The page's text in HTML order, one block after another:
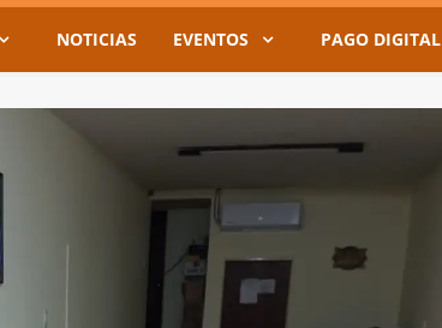
NOTICIAS EVENTOS PAGO DIGITAL